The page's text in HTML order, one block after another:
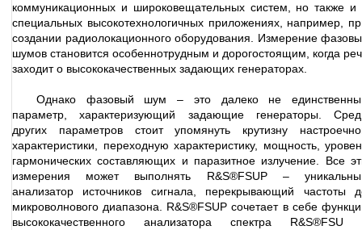
коммуникационных и широковещательных систем, но также и
специальных высокотехнологичных приложениях, например,
создании радиолокационного оборудования. Измерение
шумов становится особеннотрудным и дорогостоящим, когда
заходит о высококачественных задающих генераторах.
Однако фазовый шум – это далеко не
параметр, характеризующий задающие генераторы.
других параметров стоит упомянуть крутизну
характеристики, переходную характеристику, мощность,
гармонических составляющих и паразитное излучение. Все
измерения может выполнять R&S®FSUP –
анализатор источников сигнала, перекрывающий частоты
микроволнового диапазона. R&S®FSUP сочетает в себе
высококачественного анализатора спектра R&S®FSU